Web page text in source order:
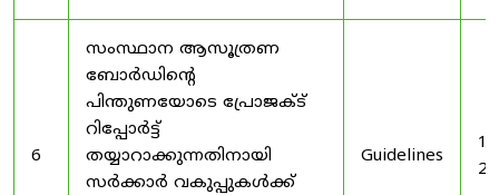
6
സംസ്ഥാന ആസൂത്രണ
ബോർഡിൻ്റെ
പിന്തുണയോടെ പ്രോജക്ട്
റിപ്പോർട്ട്
തയ്യാറാക്കുന്നതിനായി
സർക്കാർ വകുപ്പുകൾക്ക്
Guidelines